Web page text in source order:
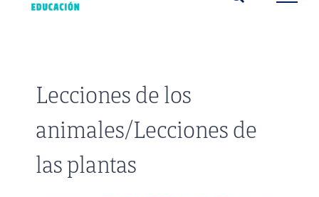
Lecciones de los
animales/Lecciones de
las plantas